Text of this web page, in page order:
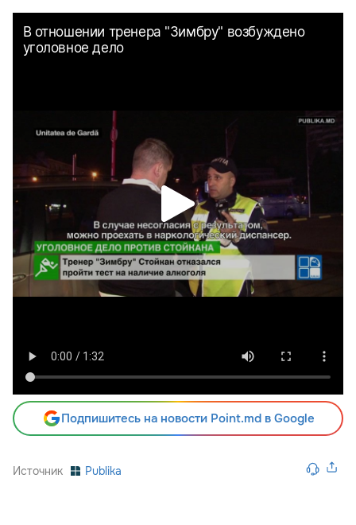
Подпишитесь на новости Point.md в Google
Источник Publika